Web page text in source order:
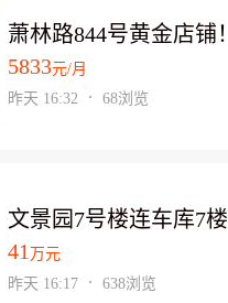
萧林路844号黄金店铺！
5833元/月
昨天 16:32
68浏览
文景园7号楼连车库7楼
41 万元
昨天 16:17
638浏览